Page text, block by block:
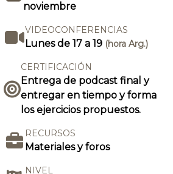
noviembre
VIDEOCONFERENCIAS
Lunes de 17 a 19 (hora Arg.)
CERTIFICACIÓN
Entrega de podcast final y
entregar en tiempo y forma
los ejercicios propuestos.
RECURSOS
Materiales y foros
NIVEL